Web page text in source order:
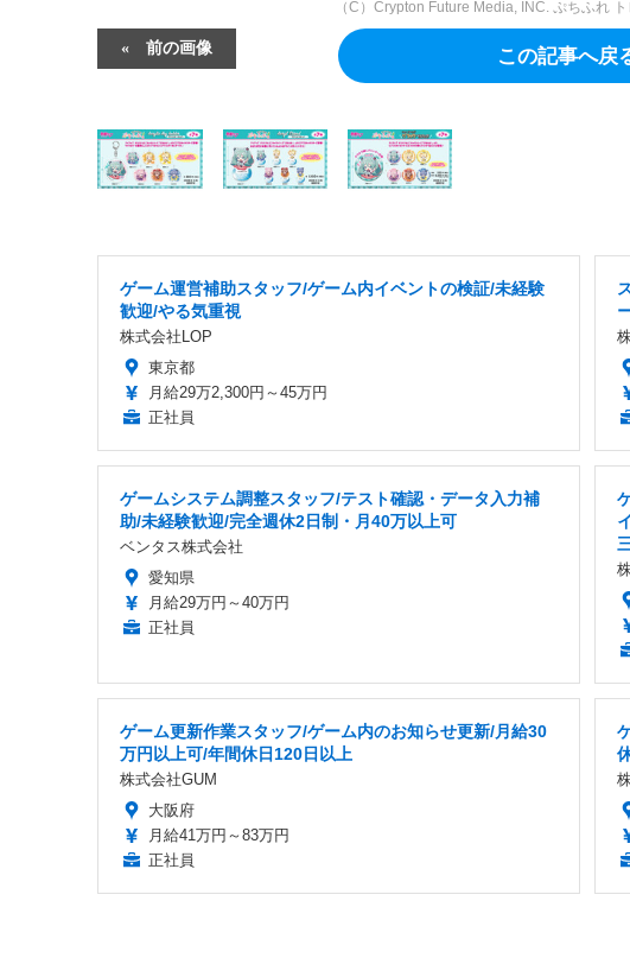
（C）Crypton Future Media, INC. ぷちふれ
前の画像 この記事へ戻
ゲーム運営補助スタッフ/ゲーム内イベントの検証/未経験
歓迎/やる気重視
株式会社LOP
東京都
月給29万2,300円～45万円
正社員
ゲームシステム調整スタッフ/テスト確認・データ入力補
助/未経験歓迎/完全週休2日制・月40万以上可
ベンタス株式会社
愛知県
月給29万円～40万円
正社員
ゲーム更新作業スタッフ/ゲーム内のお知らせ更新/月給30
万円以上可/年間休日120日以上
株式会社GUM
大阪府
月給41万円～83万円
正社員